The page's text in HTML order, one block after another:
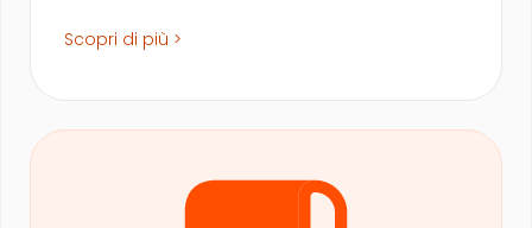
Scopri di più >